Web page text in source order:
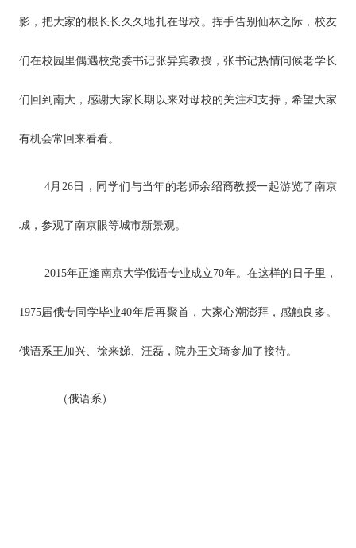
影，把大家的根长长久久地扎在母校。挥手告别仙林之际，校友
们在校园里偶遇校党委书记张异宾教授，张书记热情问候老学长
们回到南大，感谢大家长期以来对母校的关注和支持，希望大家
有机会常回来看看。
4月26日，同学们与当年的老师余绍裔教授一起游览了南京
城，参观了南京眼等城市新景观。
2015年正逢南京大学俄语专业成立70年。在这样的日子里，
1975届俄专同学毕业40年后再聚首，大家心潮澎拜，感触良多。
俄语系王加兴、徐来娣、汪磊，院办王文琦参加了接待。
（俄语系）